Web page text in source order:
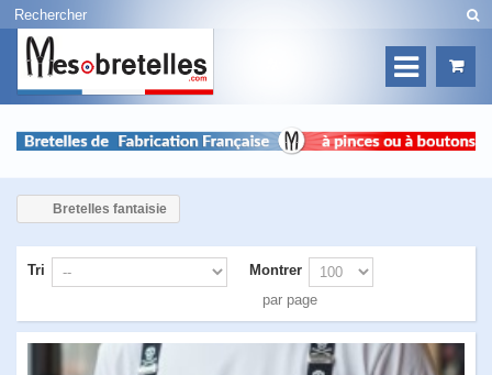
Bretelles fantaisie
Tri
Montrer
par page